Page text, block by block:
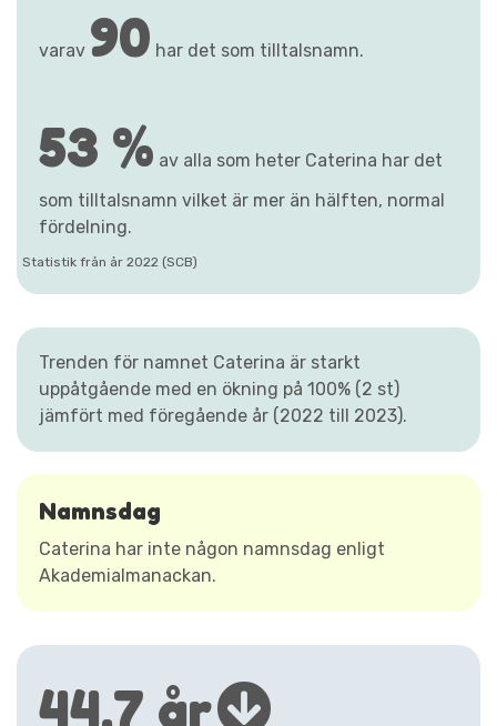
varav 90 har det som tilltalsnamn.
53 % av alla som heter Caterina har det
som tilltalsnamn vilket är mer än hälften, normal
fördelning.
Statistik från år 2022 (SCB)
Trenden för namnet Caterina är starkt
uppåtgående med en ökning på 100% (2 st)
jämfört med föregående år (2022 till 2023).
Namnsdag
Caterina har inte någon namnsdag enligt
Akademialmanackan.
44,7 år